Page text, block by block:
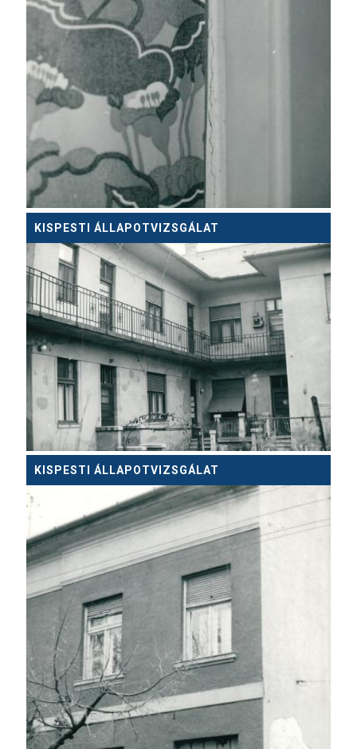
KISPESTI ÁLLAPOTVIZSGÁLAT
KISPESTI ÁLLAPOTVIZSGÁLAT